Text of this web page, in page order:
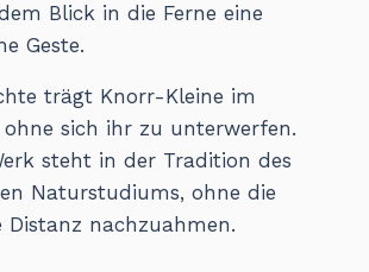
Blick in die Ferne eine
Geste.
trägt Knorr-Kleine im
ohne sich ihr zu unterwerfen.
steht in der Tradition des
Naturstudiums, ohne die
Distanz nachzuahmen.